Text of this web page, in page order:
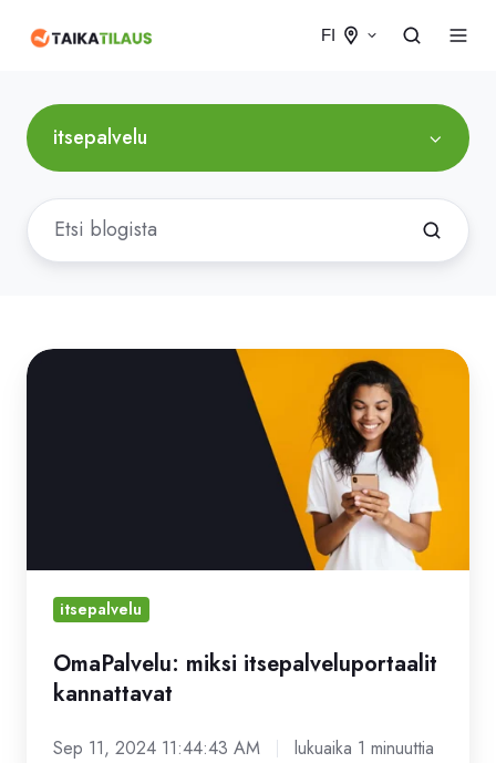
FI
itsepalvelu
OmaPalvelu:
itsepalvelu
OmaPalvelu: miksi itsepalveluportaalit
kannattavat
Sep 11, 2024 11:44:43 AM lukuaika 1 minuuttia